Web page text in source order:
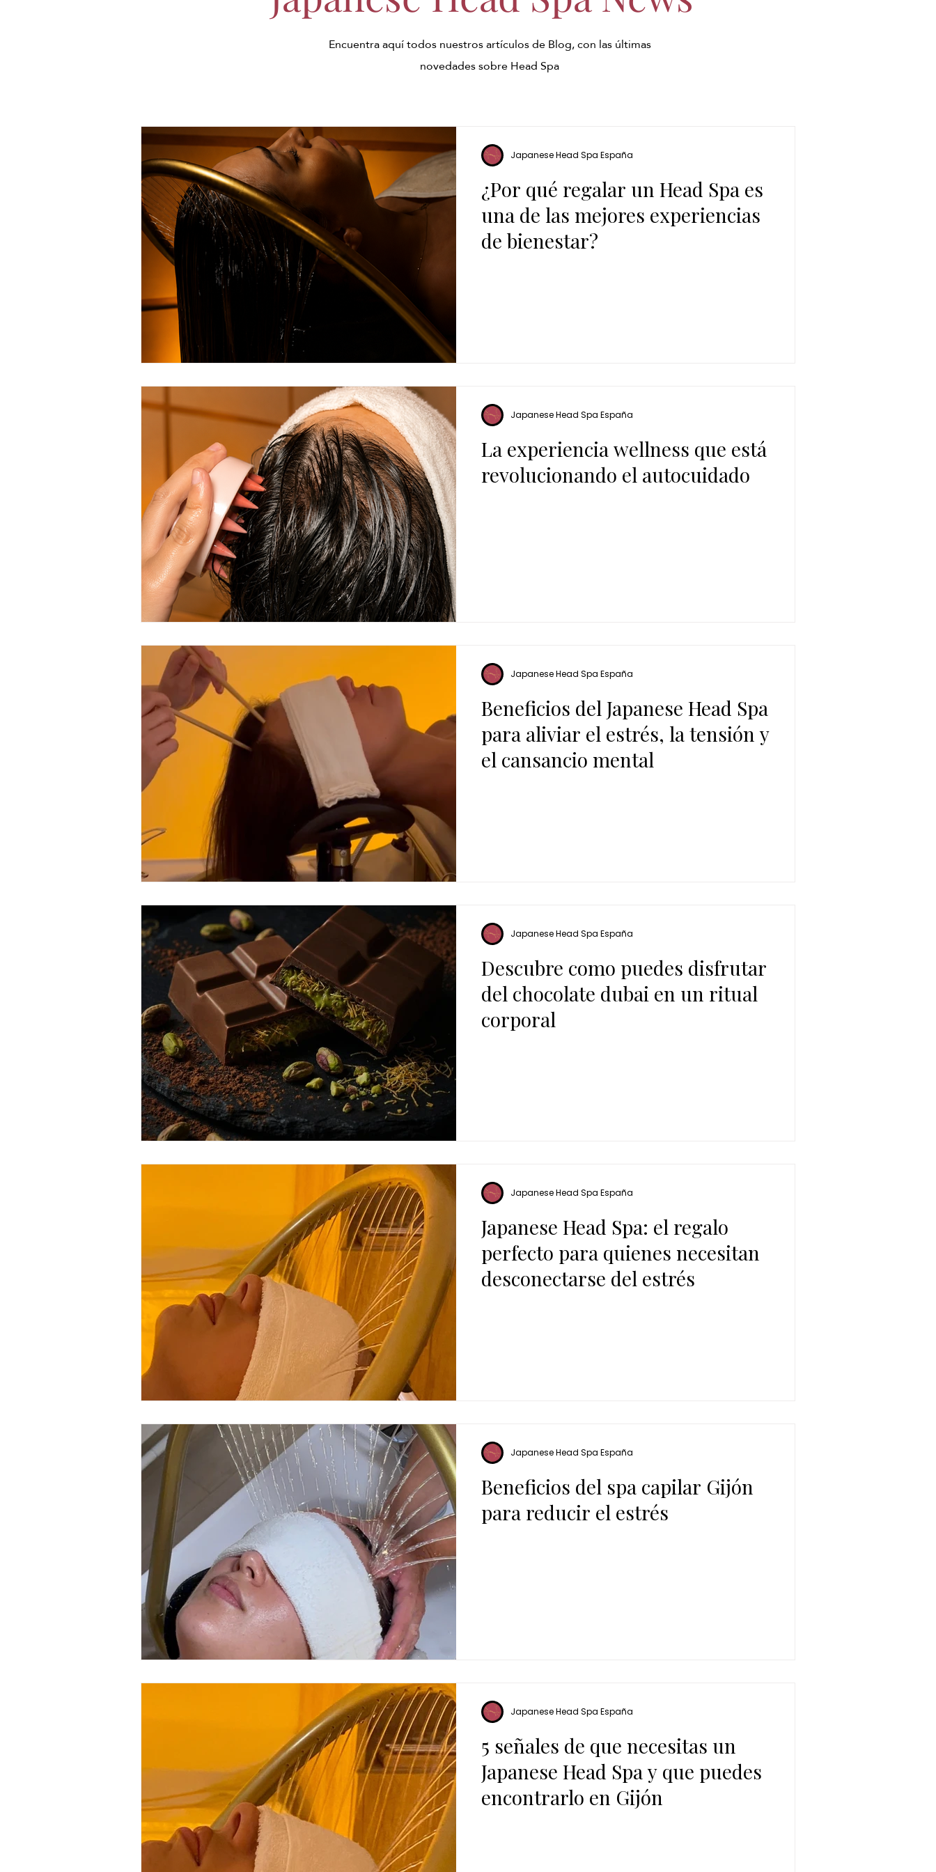
¿Por qué regalar un Head Spa es
una de las mejores experiencias
de bienestar?
Japanese Head Spa España
La experiencia wellness que está
revolucionando el autocuidado
Japanese Head Spa España
Beneficios del Japanese Head Spa
para aliviar el estrés, la tensión y
el cansancio mental
Japanese Head Spa España
Descubre como puedes disfrutar
del chocolate dubai en un ritual
corporal
Japanese Head Spa España
Japanese Head Spa: el regalo
perfecto para quienes necesitan
desconectarse del estrés
Japanese Head Spa España
Beneficios del spa capilar Gijón
para reducir el estrés
Japanese Head Spa España
5 señales de que necesitas un
Japanese Head Spa y que puedes
encontrarlo en Gijón
Japanese Head Spa España
Encuentra aquí todos nuestros artículos de Blog, con las últimas
novedades sobre Head Spa